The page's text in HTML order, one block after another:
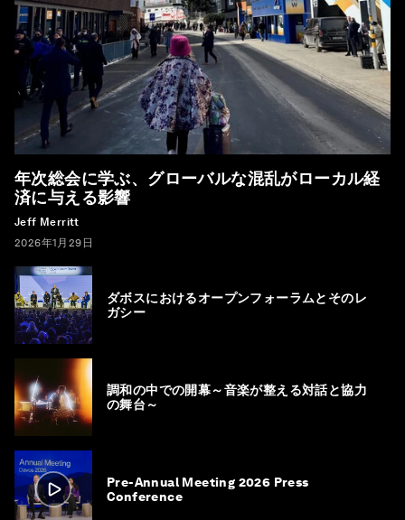
年次総会に学ぶ、グローバルな混乱がローカル経
済に与える影響
Jeff Merritt
2026年1月29日
ダボスにおけるオープンフォーラムとそのレ
ガシー
調和の中での開幕～音楽が整える対話と協力
の舞台～
Pre-Annual Meeting 2026 Press
Conference